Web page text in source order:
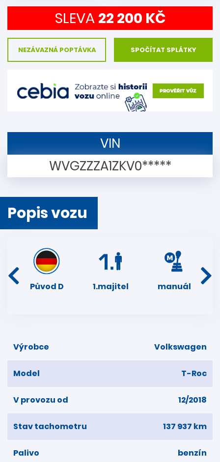
SLEVA 22 200 KČ
NEZÁVAZNÁ POPTÁVKA SPOČÍTAT SPLÁTKY
VIN
WVGZZZA1ZKV0*****
Popis vozu
Původ D 1.majitel manuál
Výrobce Volkswagen
Model T-Roc
V provozu od 12/2018
Stav tachometru 137 937 km
Palivo benzín